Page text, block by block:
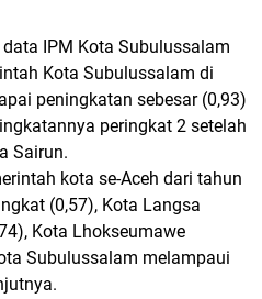
IPM Kota Subulussalam
Kota Subulussalam di
peningkatan sebesar (0,93)
peringkat 2 setelah
Sairun.
kota se-Aceh dari tahun
(0,57), Kota Langsa
Kota Lhokseumawe
Subulussalam melampaui